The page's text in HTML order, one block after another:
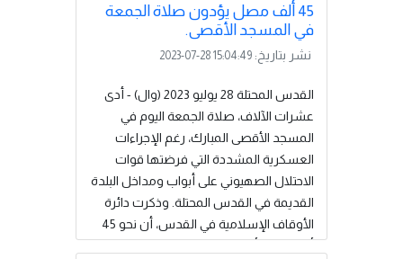
45 ألف مصل يؤدون صلاة الجمعة
في المسجد الأقصى.
نشر بتاريخ:2023-07-28 15:04:49
القدس المحتلة 28 يوليو 2023 (وال) - أدى
عشرات الآلاف، صلاة الجمعة اليوم في
المسجد الأقصى المبارك، رغم الإجراءات
العسكرية المشددة التي فرضتها قوات
الاحتلال الصهيوني على أبواب ومداخل البلدة
القديمة في القدس المحتلة. وذكرت دائرة
الأوقاف الإسلامية في القدس، أن نحو 45